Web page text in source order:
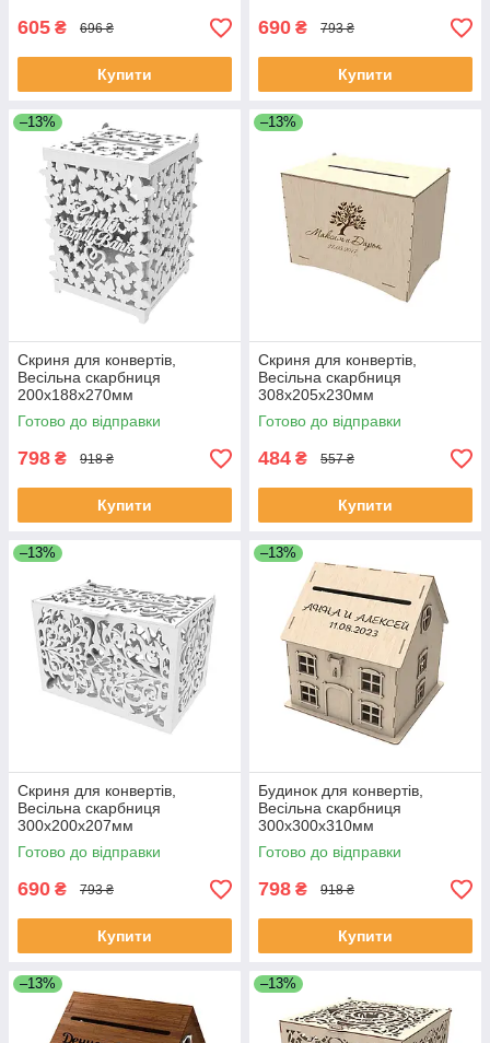
605 ₴ 696 ₴
Купити
690 ₴ 793 ₴
Купити
–13%
Скриня для конвертів,
Весільна скарбниця
200х188х270мм
Готово до відправки
798 ₴ 918 ₴
Купити
–13%
Скриня для конвертів,
Весільна скарбниця
308х205х230мм
Готово до відправки
484 ₴ 557 ₴
Купити
–13%
Скриня для конвертів,
Весільна скарбниця
300х200х207мм
Готово до відправки
690 ₴ 793 ₴
Купити
–13%
Будинок для конвертів,
Весільна скарбниця
300х300х310мм
Готово до відправки
798 ₴ 918 ₴
Купити
–13% –13%